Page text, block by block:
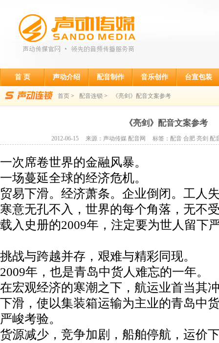
首 页 声动介绍 配音制作 音乐创作 台宣包装
首页 > 配音连锁 > 《亮剑》配音文案参考
《亮剑》配音文案参考
2012-06-15 来源：声动传媒 配音网 标签：配音 合肥 亮剑 配
一次席卷世界的金融风暴。
一场蔓延全球的经济危机。
贸易下滑。经济萧条。企业倒闭。工人失
寒意无孔不入，世界的每个角落，无不
载入史册的2009年，注定要为世人留下
挑战与跨越并存，艰难与精彩同现。
2009年，也是青岛中货人难忘的一年。
在宏观经济的寒潮之下，航运业首当其
下滑，使以集装箱运输为主业的青岛中
严峻考验。
货源减少，竞争加剧，船舶停航，运价下